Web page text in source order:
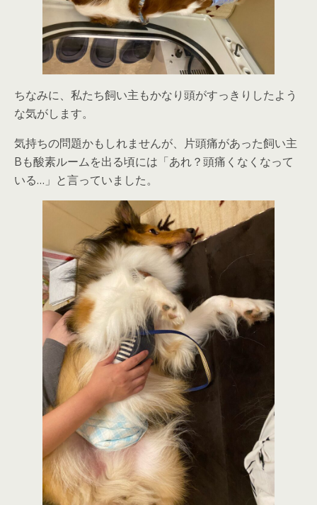
ちなみに、私たち飼い主もかなり頭がすっきりしたよう
な気がします。
気持ちの問題かもしれませんが、片頭痛があった飼い主
Bも酸素ルームを出る頃には「あれ？頭痛くなくなって
いる…」と言っていました。